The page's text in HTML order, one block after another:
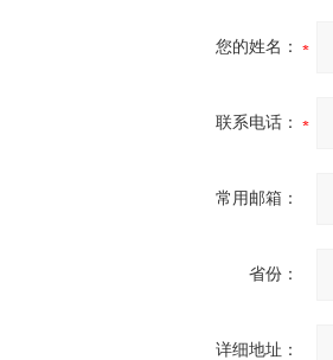
您的姓名：
联系电话：
常用邮箱：
省份：
详细地址：